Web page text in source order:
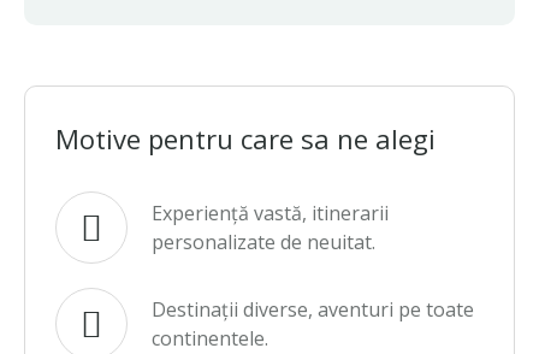
Motive pentru care sa ne alegi
Experiență vastă, itinerarii
personalizate de neuitat.
Destinații diverse, aventuri pe toate
continentele.